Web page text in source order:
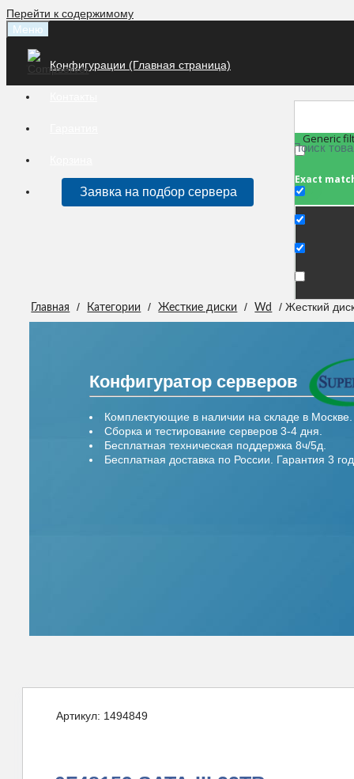
Перейти к содержимому
Меню
Конфигурации (Главная страница)
Заявка на подбор сервера
Generic
Exact
Главная / Категории / Жесткие диски / Wd / Жесткий
Конфигуратор серверов
Комплектующие в наличии на складе в Москве.
Сборка и тестирование серверов 3-4 дня.
Бесплатная техническая поддержка 8ч/5д.
Бесплатная доставка по России. Гарантия 3
Артикул: 1494849